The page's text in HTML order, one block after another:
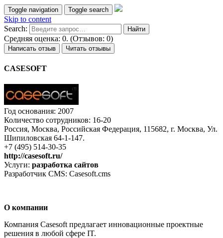
Toggle navigation Toggle search
Skip to content
Search:
Средняя оценка: 0. (Отзывов: 0)
Написать отзыв Читать отзывы
CASESOFT
Год основания: 2007
Количество сотрудников: 16-20
Россия, Москва, Российская Федерация, 115682, г. Москва, Ул.
Шипиловская 64-1-147.
+7 (495) 514-30-35
http://casesoft.ru/
Услуги: разработка сайтов
Разработчик CMS: Casesoft.cms
О компании
Компания Casesoft предлагает инновационные проектные
решения в любой сфере IT.